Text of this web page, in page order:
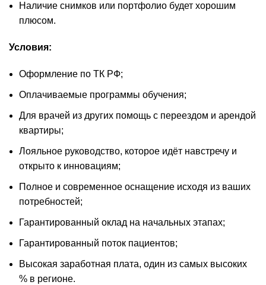
Наличие снимков или портфолио будет хорошим
плюсом.
Условия:
Оформление по ТК РФ;
Оплачиваемые программы обучения;
Для врачей из других помощь с переездом и арендой
квартиры;
Лояльное руководство, которое идёт навстречу и
открыто к инновациям;
Полное и современное оснащение исходя из ваших
потребностей;
Гарантированный оклад на начальных этапах;
Гарантированный поток пациентов;
Высокая заработная плата, один из самых высоких
% в регионе.